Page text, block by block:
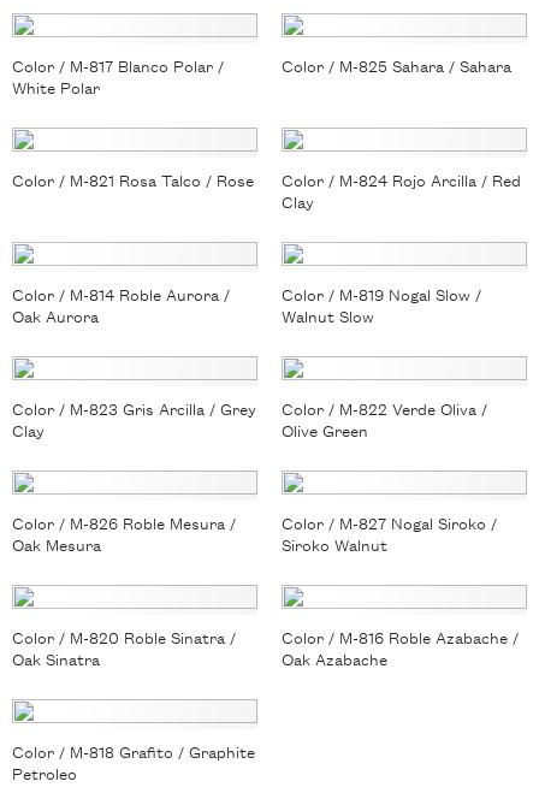
Color / M-817 Blanco Polar /
White Polar
Color / M-825 Sahara / Sahara
Color / M-821 Rosa Talco / Rose
Color / M-824 Rojo Arcilla / Red
Clay
Color / M-814 Roble Aurora /
Oak Aurora
Color / M-819 Nogal Slow /
Walnut Slow
Color / M-823 Gris Arcilla / Grey
Clay
Color / M-822 Verde Oliva /
Olive Green
Color / M-826 Roble Mesura /
Oak Mesura
Color / M-827 Nogal Siroko /
Siroko Walnut
Color / M-820 Roble Sinatra /
Oak Sinatra
Color / M-816 Roble Azabache /
Oak Azabache
Color / M-818 Grafito / Graphite
Petroleo